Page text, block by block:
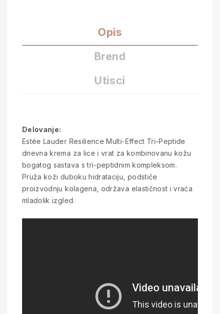
Opis
Brend
Utisci
Delovanje:
Estée Lauder Resilience Multi-Effect Tri-Peptide
dnevna krema za lice i vrat za kombinovanu kožu
bogatog sastava s tri-peptidnim kompleksom.
Pruža koži duboku hidrataciju, podstiče
proizvodnju kolagena, održava elastičnost i vraća
mladolik izgled.